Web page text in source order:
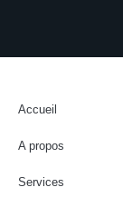
Accueil
A propos
Services